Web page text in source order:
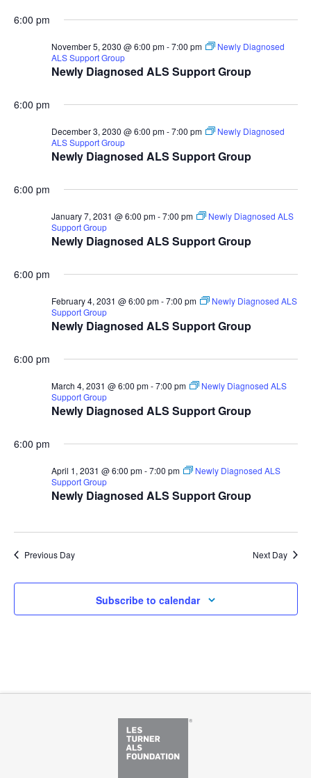
6:00 pm
Newly Diagnosed ALS Support Group
November 5, 2030 @ 6:00 pm-7:00 pm
Newly Diagnosed
ALS Support Group
6:00 pm
Newly Diagnosed ALS Support Group
December 3, 2030 @ 6:00 pm-7:00 pm
Newly Diagnosed
ALS Support Group
6:00 pm
Newly Diagnosed ALS Support Group
January 7, 2031 @ 6:00 pm-7:00 pm
Newly Diagnosed ALS
Support Group
6:00 pm
Newly Diagnosed ALS Support Group
February 4, 2031 @ 6:00 pm-7:00 pm
Newly Diagnosed ALS
Support Group
6:00 pm
Newly Diagnosed ALS Support Group
March 4, 2031 @ 6:00 pm-7:00 pm
Newly Diagnosed ALS
Support Group
6:00 pm
Newly Diagnosed ALS Support Group
April 1, 2031 @ 6:00 pm-7:00 pm
Newly Diagnosed ALS
Support Group
Previous Day Next Day
Subscribe to calendar